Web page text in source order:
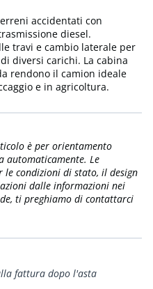
accidentati con
diesel.
travi e cambio laterale per
diversi carichi. La cabina
rendono il camion ideale
e in agricoltura.
è per orientamento
automaticamente. Le
le condizioni di stato, il design
dalle informazioni nei
ti preghiamo di contattarci
fattura dopo l'asta